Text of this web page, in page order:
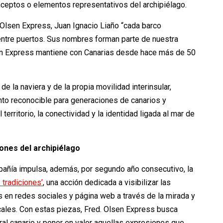
o elementos representativos del archipiélago.
Express, Juan Ignacio Liaño “cada barco
puertos. Sus nombres forman parte de nuestra
Express mantiene con Canarias desde hace más de 50
la naviera y de la propia movilidad interinsular,
reconocible para generaciones de canarios y
la conectividad y la identidad ligada al mar de
del archipiélago
impulsa, además, por segundo año consecutivo, la
, una acción dedicada a visibilizar las
redes sociales y página web a través de la mirada y
Con estas piezas, Fred. Olsen Express busca